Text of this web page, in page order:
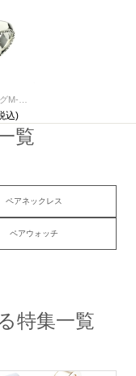
覧
ペアネックレス
ペアウォッチ
特集一覧